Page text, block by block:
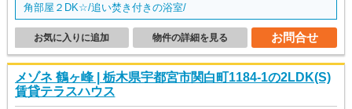
角部屋２DK☆/追い焚き付きの浴室/
お問合せ
物件の詳細を見る
お気に入りに追加
メゾネ 鶴ヶ峰 | 栃木県宇都宮市関白町1184-1の2LDK(S)
賃貸テラスハウス